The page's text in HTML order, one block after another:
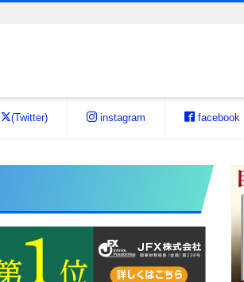
(Twitter) instagram facebook